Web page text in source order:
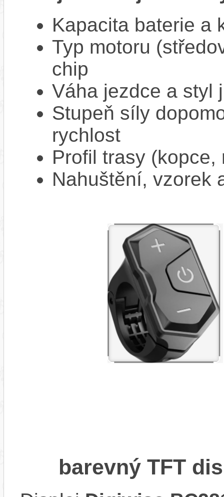
Kapacita baterie a
Typ motoru
chip
Váha jezdce a styl
Stupeň síly
rychlost
Profil trasy
Nahuštění, vzorek
barevný TFT